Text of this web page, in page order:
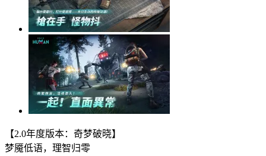
【2.0年度版本：奇梦破晓】
梦魇低语，理智归零